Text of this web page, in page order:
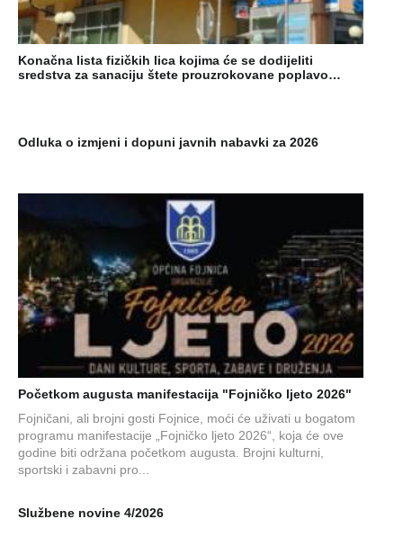
Konačna lista fizičkih lica kojima će se dodijeliti
sredstva za sanaciju štete prouzrokovane poplavo…
Odluka o izmjeni i dopuni javnih nabavki za 2026
Početkom augusta manifestacija "Fojničko ljeto 2026"
Fojničani, ali brojni gosti Fojnice, moći će uživati u bogatom
programu manifestacije „Fojničko ljeto 2026“, koja će ove
godine biti održana početkom augusta. Brojni kulturni,
sportski i zabavni pro...
Službene novine 4/2026